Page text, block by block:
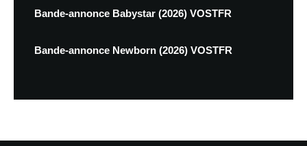
Bande-annonce Babystar (2026) VOSTFR
Bande-annonce Newborn (2026) VOSTFR